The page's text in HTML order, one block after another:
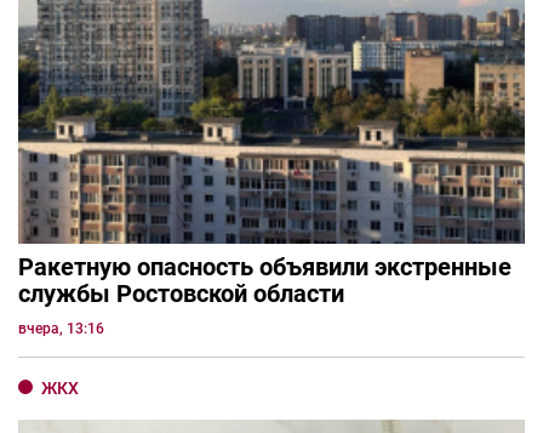
Ракетную опасность объявили экстренные
службы Ростовской области
вчера, 13:16
ЖКХ